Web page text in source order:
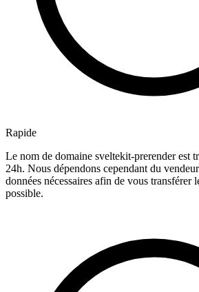
Rapide
Le nom de domaine sveltekit-prerender est
24h. Nous dépendons cependant du
données nécessaires afin de vous transférer
possible.